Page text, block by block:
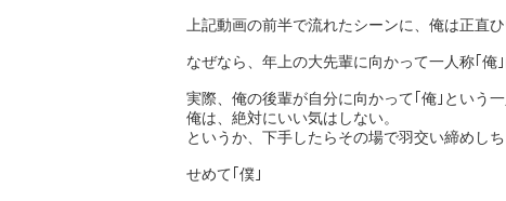
上記動画の前半で流れたシーンに、俺は正直ひ
なぜなら、年上の大先輩に向かって一人称｢俺
実際、俺の後輩が自分に向かって｢俺｣という一
俺は、絶対にいい気はしない。
というか、下手したらその場で羽交い締めし
せめて｢僕｣